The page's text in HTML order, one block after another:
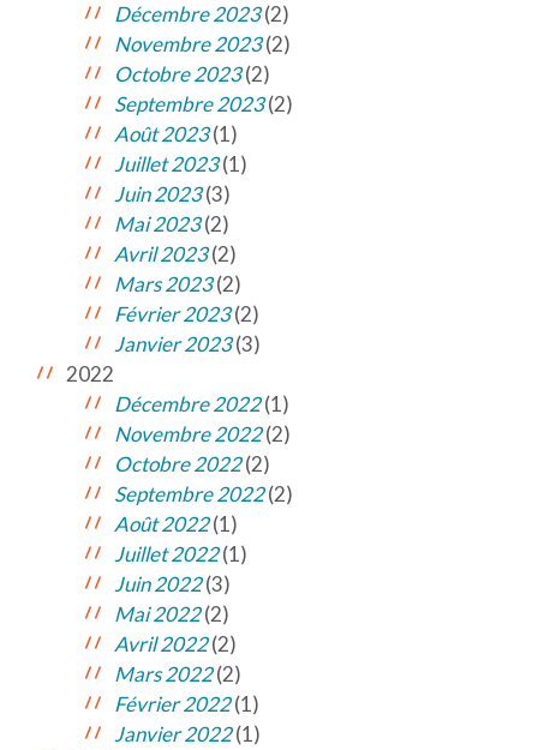
Décembre 2023(2)
Novembre 2023(2)
Octobre 2023(2)
Septembre 2023(2)
Août 2023(1)
Juillet 2023(1)
Juin 2023(3)
Mai 2023(2)
Avril 2023(2)
Mars 2023(2)
Février 2023(2)
Janvier 2023(3)
2022
Décembre 2022(1)
Novembre 2022(2)
Octobre 2022(2)
Septembre 2022(2)
Août 2022(1)
Juillet 2022(1)
Juin 2022(3)
Mai 2022(2)
Avril 2022(2)
Mars 2022(2)
Février 2022(1)
Janvier 2022(1)